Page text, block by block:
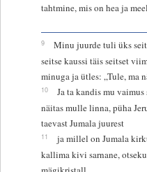
tahtmine, mis on hea ja
9
Minu juurde tuli üks
seitse kaussi täis seitset
minuga ja ütles: „Tule, ma
10
Ja ta kandis mu
näitas mulle linna, püha
taevast Jumala juurest
11
ja millel on Jumala
kallima kivi sarnane,